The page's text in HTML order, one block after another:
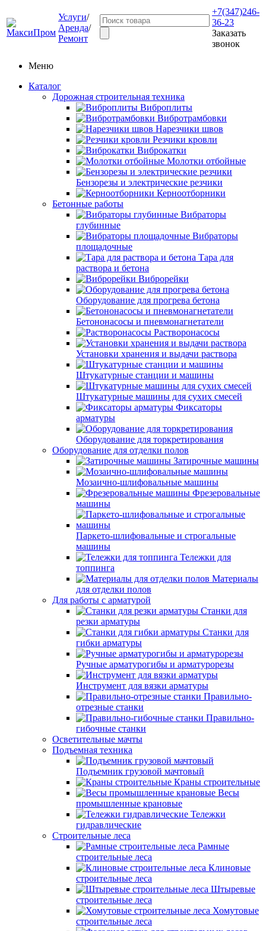
Услуги/
Аренда/
Ремонт
+7(347)246-
36-23
Заказать
звонок
Меню
Каталог
Дорожная строительная техника
Виброплиты
Вибротрамбовки
Нарезчики швов
Резчики кровли
Виброкатки
Молотки отбойные
Бензорезы и электрические резчики
Керноотборники
Бетонные работы
Вибраторы
глубинные
Вибраторы
площадочные
Тара для
раствора и бетона
Виброрейки
Оборудование для прогрева бетона
Бетононасосы и пневмонагнетатели
Растворонасосы
Установки хранения и выдачи раствора
Штукатурные станции и машины
Штукатурные машины для сухих смесей
Фиксаторы
арматуры
Оборудование для торкретирования
Оборудование для отделки полов
Затирочные машины
Мозаично-шлифовальные машины
Фрезеровальные
машины
Паркето-шлифовальные и строгальные
машины
Тележки для
топпинга
Материалы
для отделки полов
Для работы с арматурой
Станки для
резки арматуры
Станки для
гибки арматуры
Ручные арматурогибы и арматурорезы
Инструмент для вязки арматуры
Правильно-
отрезные станки
Правильно-
гибочные станки
Осветительные мачты
Подъемная техника
Подъемник грузовой мачтовый
Краны строительные
Весы
промышленные крановые
Тележки
гидравлические
Строительные леса
Рамные
строительные леса
Клиновые
строительные леса
Штыревые
строительные леса
Хомутовые
строительные леса